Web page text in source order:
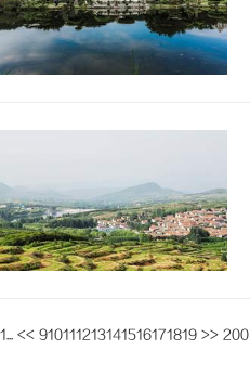
1... << 910111213141516171819 >> 200